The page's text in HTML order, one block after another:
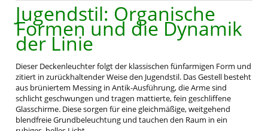
Jugendstil: Organische
Formen und die Dynamik
der Linie
Dieser Deckenleuchter folgt der klassischen fünfarmigen Form und
zitiert in zurückhaltender Weise den Jugendstil. Das Gestell besteht
aus brüniertem Messing in Antik-Ausführung, die Arme sind
schlicht geschwungen und tragen mattierte, fein geschliffene
Glasschirme. Diese sorgen für eine gleichmäßige, weitgehend
blendfreie Grundbeleuchtung und tauchen den Raum in ein